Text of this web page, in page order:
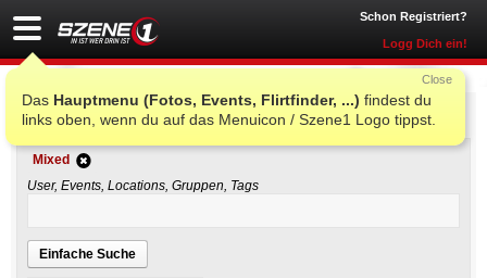
Schon Registriert?
Logg Dich ein!
Das Hauptmenu (Fotos, Events, Flirtfinder, ...) findest du
links oben, wenn du auf das Menuicon / Szene1 Logo tippst.
Close
Einfache Suche
Mixed
User, Events, Locations, Gruppen, Tags
Einfache Suche